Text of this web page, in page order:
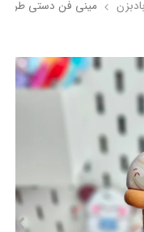
مینی فن دستی طرح